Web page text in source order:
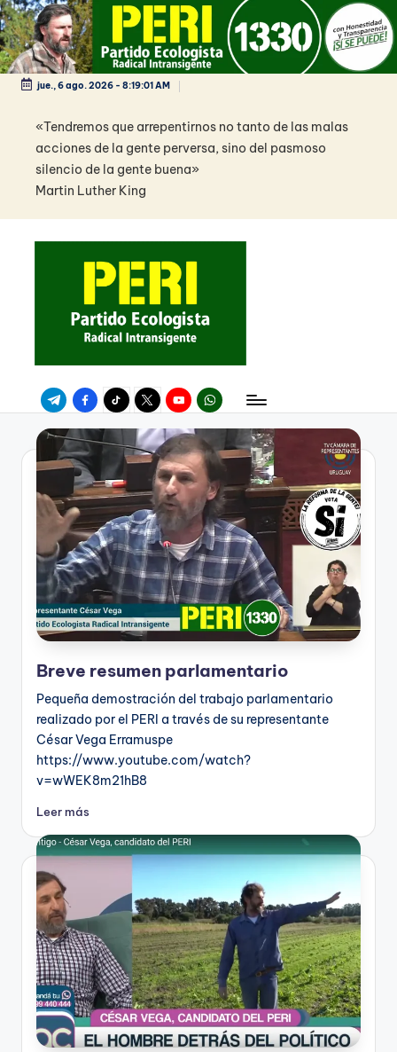
Saltar
al
contenidojue., 6 ago. 2026- 8:19:02 AM
«Tendremos que arrepentirnos no tanto de las malas
acciones de la gente perversa, sino del pasmoso
silencio de la gente buena»
Martin Luther King
TelegramFacebookTikTokTwitterYoutubeWhatsApp
Breve resumen parlamentario
Pequeña demostración del trabajo parlamentario
realizado por el PERI a través de su representante
César Vega Erramuspe
https://www.youtube.com/watch?
v=wWEK8m21hB8
Leer más